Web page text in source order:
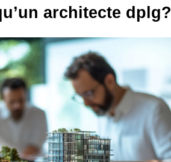
architecte dplg?